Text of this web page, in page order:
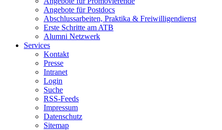
Angebote für Postdocs
Abschlussarbeiten, Praktika & Freiwilligendienst
Erste Schritte am ATB
Alumni Netzwerk
Services
Kontakt
Presse
Intranet
Login
Suche
RSS-Feeds
Impressum
Datenschutz
Sitemap